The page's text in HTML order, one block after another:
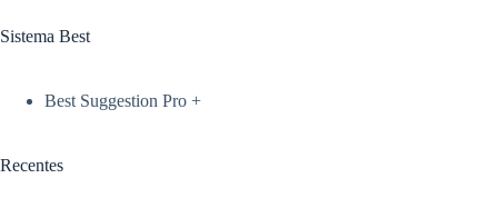
Sistema Best
Best Suggestion Pro +
Recentes